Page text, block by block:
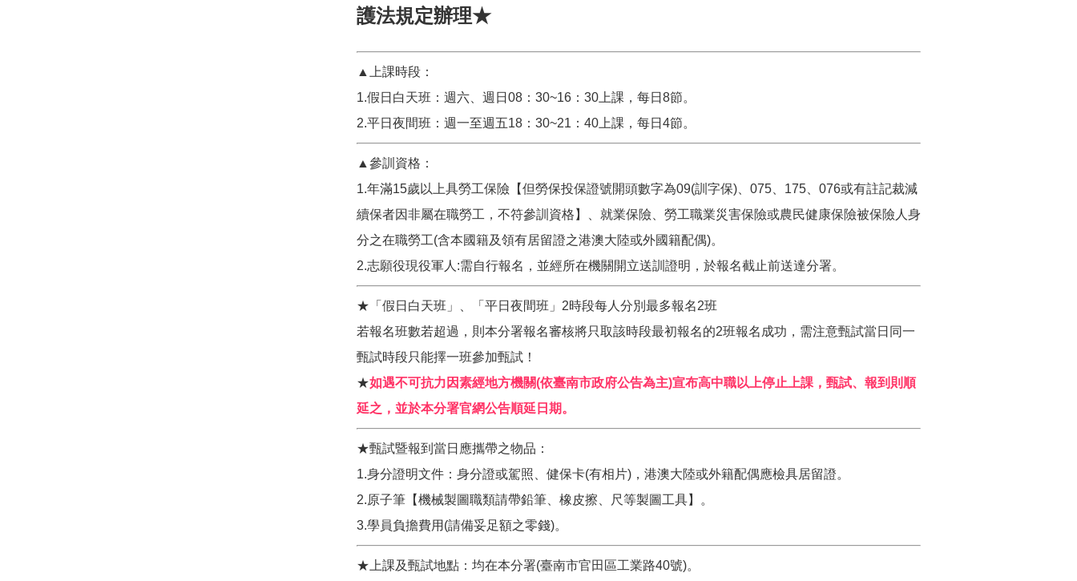
護法規定辦理★
▲上課時段：
1.假日白天班：週六、週日08：30~16：30上課，每日8節。
2.平日夜間班：週一至週五18：30~21：40上課，每日4節。
▲參訓資格：
1.年滿15歲以上具勞工保險【但勞保投保證號開頭數字為09(訓字保)、075、175、076或有註記裁減
續保者因非屬在職勞工，不符參訓資格】、就業保險、勞工職業災害保險或農民健康保險被保險人身
分之在職勞工(含本國籍及領有居留證之港澳大陸或外國籍配偶)。
2.志願役現役軍人:需自行報名，並經所在機關開立送訓證明，於報名截止前送達分署。
★「假日白天班」、「平日夜間班」2時段每人分別最多報名2班
若報名班數若超過，則本分署報名審核將只取該時段最初報名的2班報名成功，需注意甄試當日同一
甄試時段只能擇一班參加甄試！
★如遇不可抗力因素經地方機關(依臺南市政府公告為主)宣布高中職以上停止上課，甄試、報到則順
延之，並於本分署官網公告順延日期。
★甄試暨報到當日應攜帶之物品：
1.身分證明文件：身分證或駕照、健保卡(有相片)，港澳大陸或外籍配偶應檢具居留證。
2.原子筆【機械製圖職類請帶鉛筆、橡皮擦、尺等製圖工具】。
3.學員負擔費用(請備妥足額之零錢)。
★上課及甄試地點：均在本分署(臺南市官田區工業路40號)。